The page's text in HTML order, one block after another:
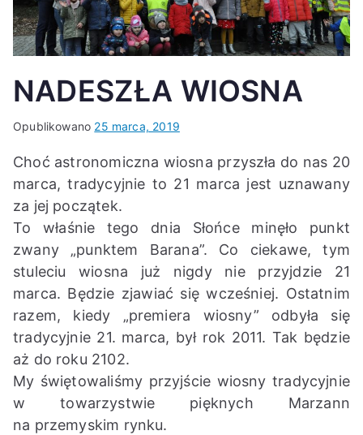
K
NADESZŁA WIOSNA
Opublikowano 25 marca, 2019
Choć astronomiczna wiosna przyszła do nas 20
marca, tradycyjnie to 21 marca jest uznawany
za jej początek.
To właśnie tego dnia Słońce minęło punkt
zwany „punktem Barana”. Co ciekawe, tym
stuleciu wiosna już nigdy nie przyjdzie 21
marca. Będzie zjawiać się wcześniej. Ostatnim
razem, kiedy „premiera wiosny” odbyła się
tradycyjnie 21. marca, był rok 2011. Tak będzie
aż do roku 2102.
My świętowaliśmy przyjście wiosny tradycyjnie
w towarzystwie pięknych Marzann
na przemyskim rynku.